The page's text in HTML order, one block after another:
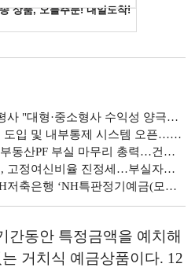
사 수익성 양극화…조달환경 변화 대응 모니터링"
시스템 오픈…책무관리 체계 구축 [저축은행 돋보기]
…건전성 개선 최우선 진행 [지주계 저축은행 건전성 관리]
산 지속정리로 연체율 개선 박차 [지주계 저축은행 건전성 관리]
기예금(모바일)’[이주의 저축은행 예금금리-7월 1주]
간동안 특정금액을 예치해
거치식 예금상품이다. 12